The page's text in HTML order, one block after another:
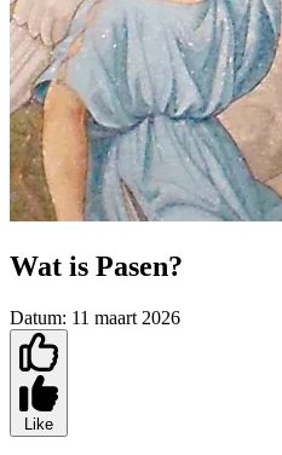
Wat is Pasen?
Datum: 11 maart 2026
Like